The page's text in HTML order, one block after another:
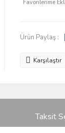
Ürün Paylaş :
Karşılaştır
Taksit